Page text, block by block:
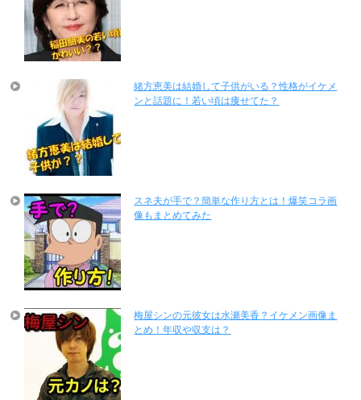
緒方恵美は結婚して子供がいる？性格がイケメ
ンと話題に！若い頃は痩せてた？
スネ夫が手で？簡単な作り方とは！爆笑コラ画
像もまとめてみた
梅屋シンの元彼女は水瀬美香？イケメン画像ま
とめ！年収や収支は？